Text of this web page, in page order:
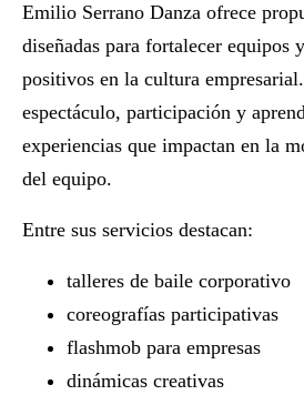
Emilio Serrano Danza ofrece
diseñadas para fortalecer equipos
positivos en la cultura
espectáculo, participación y
experiencias que impactan en la
del equipo.
Entre sus servicios destacan:
talleres de baile corporativo
coreografías participativas
flashmob para empresas
dinámicas creativas